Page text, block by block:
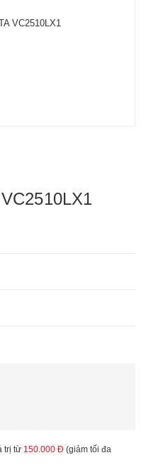
trị từ 150.000 Đ (giảm tối đa